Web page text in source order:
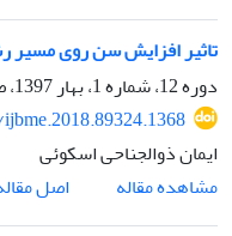
تاثیر افزایش سن روی
دوره 12، شماره 1، بهار 1397، صفحه
ایمان ذوالجناحی اسکوئی
مشاهده مقاله
اصل